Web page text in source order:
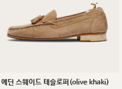
에딘 스웨이드 테슬로퍼(olive khaki)